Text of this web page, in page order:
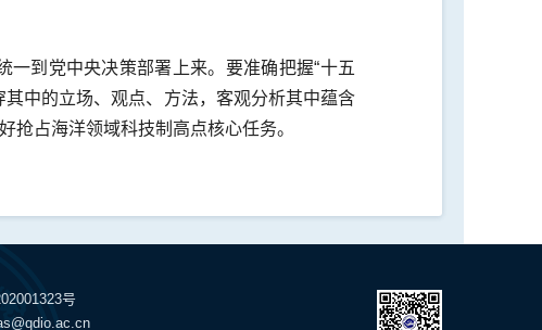
到党中央决策部署上来。要准确把握“十五
中的立场、观点、方法，客观分析其中蕴含
抢占海洋领域科技制高点核心任务。
号